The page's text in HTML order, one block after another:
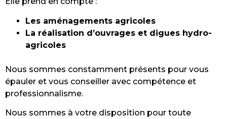
Les aménagements agricoles
La réalisation d’ouvrages et digues hydro-
agricoles
Nous sommes constamment présents pour vous
épauler et vous conseiller avec compétence et
professionnalisme.
Nous sommes à votre disposition pour toute